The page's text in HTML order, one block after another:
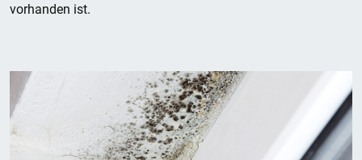
vorhanden ist.